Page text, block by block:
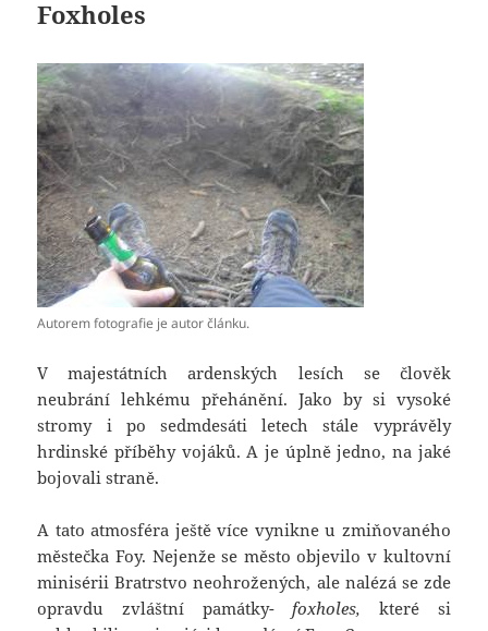
Foxholes
Autorem fotografie je autor článku.
V majestátních ardenských lesích se člověk
neubrání lehkému přehánění. Jako by si vysoké
stromy i po sedmdesáti letech stále vyprávěly
hrdinské příběhy vojáků. A je úplně jedno, na jaké
bojovali straně.
A tato atmosféra ještě více vynikne u zmiňovaného
městečka Foy. Nejenže se město objevilo v kultovní
minisérii Bratrstvo neohrožených, ale nalézá se zde
opravdu zvláštní památky-foxholes, které si